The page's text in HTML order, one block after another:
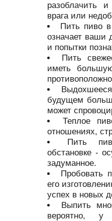
разоблачить
врага или
Пить пиво
означает ваши
и попытки
Пить
иметь
будущем
может
Теплое
отношениях,
Пить
обстановке -
задуманное.
Пробовать
его
успех в новых
Выпить
вероятно, у